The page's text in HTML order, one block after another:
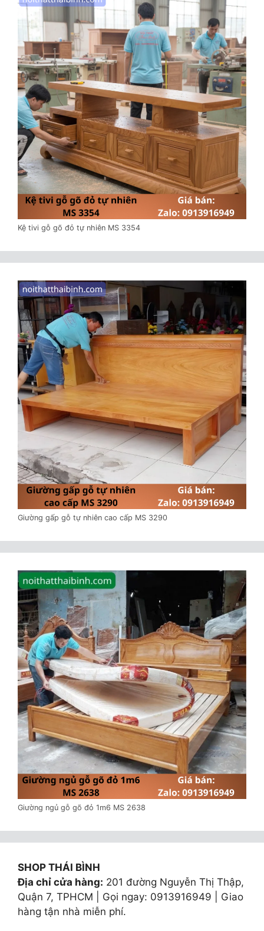
Kệ tivi gỗ gõ đỏ tự nhiên MS 3354
Giường gấp gỗ tự nhiên cao cấp MS 3290
Giường ngủ gỗ gõ đỏ 1m6 MS 2638
SHOP THÁI BÌNH
Địa chỉ cửa hàng: 201 đường Nguyễn Thị Thập,
Quận 7, TPHCM | Gọi ngay: 0913916949 | Giao
hàng tận nhà miễn phí.